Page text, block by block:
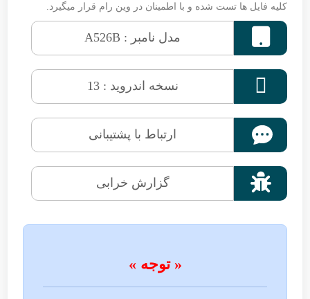
کلیه فایل ها تست شده و با اطمینان در وین رام قرار میگیرد.
مدل نامبر : A526B
 نسخه اندروید : 13
ارتباط با پشتیبانی
 گزارش خرابی
« توجه »